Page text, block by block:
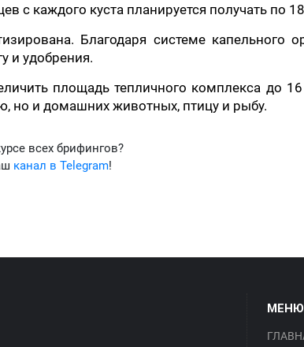
с каждого куста планируется получать по
Благодаря системе капельного
и удобрения.
площадь тепличного комплекса до
но и домашних животных, птицу и рыбу.
всех брифингов?
канал в Telegram!
МЕНЮ